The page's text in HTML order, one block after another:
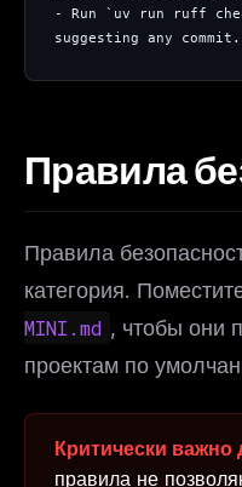
- Run `uv run ruff
suggesting any commit.
Правила
Правила
категория.
MINI.md , чтобы они
проектам по
Критически важно
правила не
THIS WEEK'S DIGEST
MCP pick of the
New agent skill
FREE NEWSLETTER